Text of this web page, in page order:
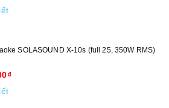
SOLASOUND X-10s (full 25, 350W RMS)